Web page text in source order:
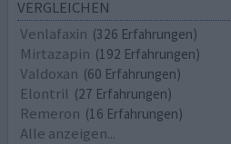
VERGLEICHEN
Venlafaxin (326 Erfahrungen)
Mirtazapin (192 Erfahrungen)
Valdoxan (60 Erfahrungen)
Elontril (27 Erfahrungen)
Remeron (16 Erfahrungen)
Alle anzeigen...